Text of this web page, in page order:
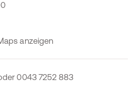
anzeigen
0043 7252 883